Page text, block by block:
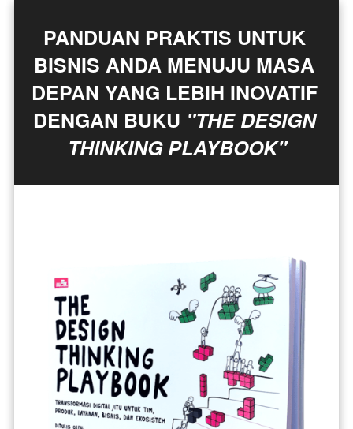
PANDUAN PRAKTIS UNTUK
BISNIS ANDA MENUJU MASA
DEPAN YANG LEBIH INOVATIF
DENGAN BUKU "THE DESIGN
THINKING PLAYBOOK"